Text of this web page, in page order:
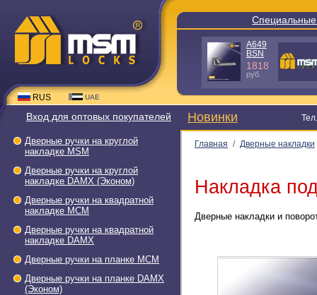
RUS UAE
A649
BSN
1818
руб.
Вход для оптовых покупателей
Дверные ручки на круглой
накладке МSМ
Дверные ручки на круглой
накладке DAMX (Эконом)
Дверные ручки на квадратной
накладке МСМ
Дверные ручки на квадратной
накладке DAMX
Дверные ручки на планке МСМ
Дверные ручки на планке DAMX
(Эконом)
Новинки
Главная / Дверные накладки
Накладка
Дверные накладки и